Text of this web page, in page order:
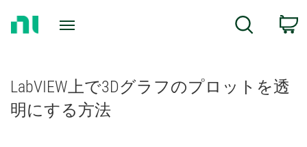
Search
LabVIEW上で3Dグラフのプロットを透
明にする方法